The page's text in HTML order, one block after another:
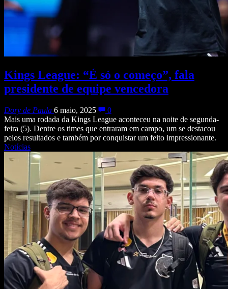
Kings League: “É só o começo”, fala
presidente de equipe vencedora
Dory de Paula 6 maio, 2025
0
Mais uma rodada da Kings League aconteceu na noite de segunda-
feira (5). Dentre os times que entraram em campo, um se destacou
pelos resultados e também por conquistar um feito impressionante.
Notícias